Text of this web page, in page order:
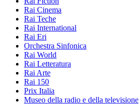
Rai Cinema
Rai Teche
Rai International
Rai Eri
Orchestra Sinfonica
Rai World
Rai Letteratura
Rai Arte
Rai 150
Prix Italia
Museo della radio e della televisione